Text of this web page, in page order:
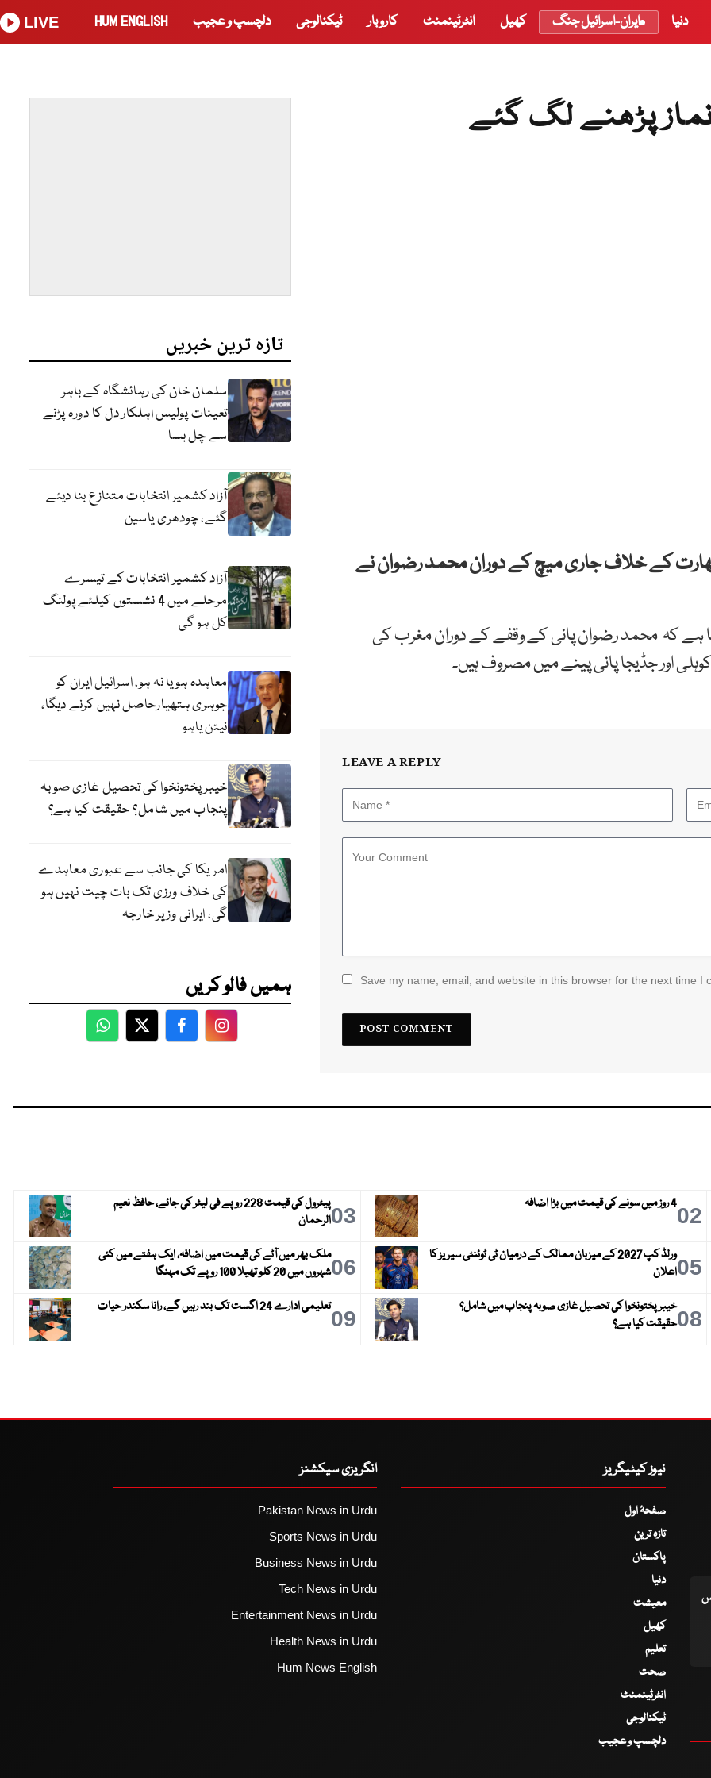
دنیا ایران-اسرائیل جنگ کھیل انٹرٹینمنٹ کاروبار ٹیکنالوجی دلچسپ و عجیب HUM ENGLISH
LIVE
پڑھنے لگ گئے
کے خلاف جاری میچ کے دوران محمد رضوان نے
ہے کہ محمد رضوان پانی کے وقفے کے دوران مغرب کی
اور جڈیجا پانی پینے میں مصروف ہیں۔
LEAVE A REPLY
Save my name, email, and website in this browser for the next time I
تازہ ترین خبریں
سلمان خان کی رہائشگاہ کے باہر
تعینات پولیس اہلکار دل کا دورہ پڑنے
سے چل بسا
آزاد کشمیر انتخابات متنازع بنا دیئے
گئے، چودھری یاسین
آزاد کشمیر انتخابات کے تیسرے
مرحلے میں 4 نشستوں کیلئے پولنگ
کل ہو گی
معاہدہ ہو یا نہ ہو، اسرائیل ایران کو
جوہری ہتھیارحاصل نہیں کرنے دیگا،
نیتن یاہو
خیبر پختونخوا کی تحصیل غازی صوبہ
پنجاب میں شامل؟ حقیقت کیا ہے؟
امریکا کی جانب سے عبوری معاہدے
کی خلاف ورزی تک بات چیت نہیں ہو
گی، ایرانی وزیر خارجہ
ہمیں فالو کریں
WhatsApp
TwitterFacebookFacebook
024 روز میں سونے کی قیمت میں بڑا اضافہ 03
پیٹرول کی قیمت 228 روپے فی لیٹر کی جائے، حافظ نعیم
الرحمان
05
ورلڈ کپ 2027 کے میزبان ممالک کے درمیان ٹی ٹوئنٹی سیریز کا
اعلان
06ملک بھر میں آٹے کی قیمت میں اضافہ، ایک ہفتے میں کئی
شہروں میں 20 کلو تھیلا 100 روپے تک مہنگا
08خیبر پختونخوا کی تحصیل غازی صوبہ پنجاب میں شامل؟
حقیقت کیا ہے؟
09تعلیمی ادارے 24 اگست تک بند رہیں گے، رانا سکندر حیات
نیوز کیٹیگریز
صفحۂ اول
تازہ ترین
پاکستان
دنیا
معیشت
کھیل
تعلیم
صحت
انٹرٹینمنٹ
ٹیکنالوجی
دلچسپ و عجیب
انگریزی سیکشنز
Pakistan News in Urdu
Sports News in Urdu
Business News in Urdu
Tech News in Urdu
Entertainment News in Urdu
Health News in Urdu
Hum News English